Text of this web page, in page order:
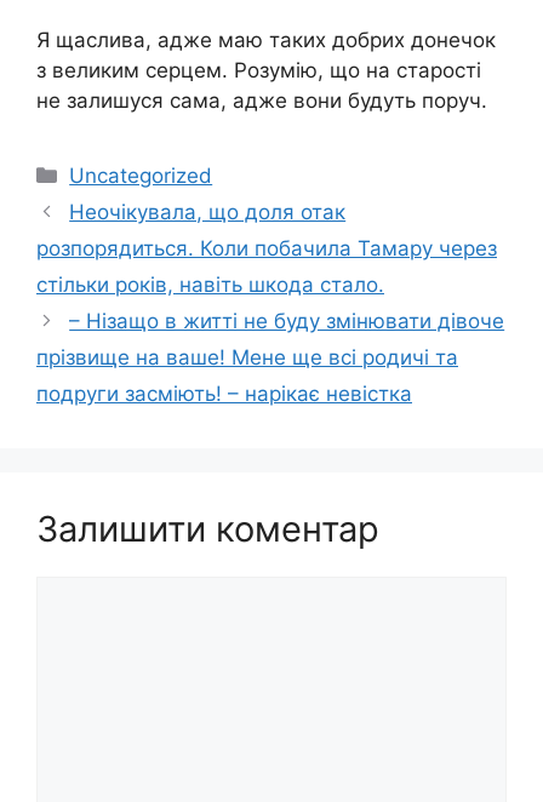
Я щаслива, адже маю таких добрих донечок
з великим серцем. Розумію, що на старості
не залишуся сама, адже вони будуть поруч.
Категорії
Uncategorized
Неочікувала, що доля отак
розпорядиться. Коли побачила Тамару через
стільки років, навіть шкода стало.
– Нізащо в житті не буду змінювати дівоче
прізвище на ваше! Мене ще всі родичі та
подруги засміють! – нарікає невістка
Залишити коментар